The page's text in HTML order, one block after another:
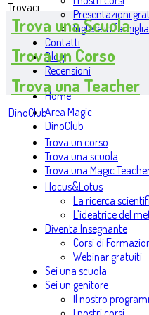
Presentazioni
Inglese in
Contatti
Blog
Recensioni
Home
Area Magic
DinoClub
Trova un corso
Trova una scuola
Trova una Magic
Hocus&Lotus
La ricerca
L’ideatrice del
Diventa Insegnante
Corsi di
Webinar gratuiti
Sei una scuola
Sei un genitore
Il nostro
Trovaci
Trova una Scuola
Trova un Corso
Trova una Teacher
DinoClub